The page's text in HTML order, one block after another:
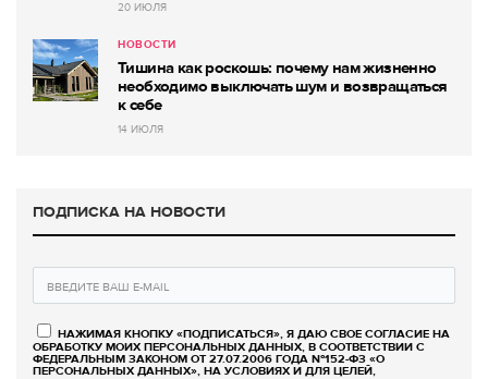
20 ИЮЛЯ
НОВОСТИ
Тишина как роскошь: почему нам жизненно
необходимо выключать шум и возвращаться
к себе
14 ИЮЛЯ
ПОДПИСКА НА НОВОСТИ
НАЖИМАЯ КНОПКУ «ПОДПИСАТЬСЯ», Я ДАЮ СВОЕ СОГЛАСИЕ НА
ОБРАБОТКУ МОИХ ПЕРСОНАЛЬНЫХ ДАННЫХ, В СООТВЕТСТВИИ С
ФЕДЕРАЛЬНЫМ ЗАКОНОМ ОТ 27.07.2006 ГОДА №152-ФЗ «О
ПЕРСОНАЛЬНЫХ ДАННЫХ», НА УСЛОВИЯХ И ДЛЯ ЦЕЛЕЙ,